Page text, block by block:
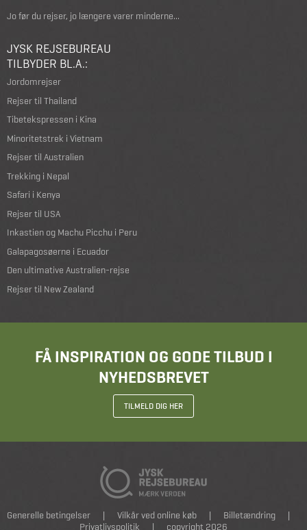
Jo før du rejser, jo længere varer minderne...
JYSK REJSEBUREAU
TILBYDER BL.A.:
Jordomrejser
Rejser til Thailand
Tibetekspressen i Kina
Minoritetstrek i Vietnam
Rejser til Australien
Trekking i Nepal
Safari i Kenya
Rejser til USA
Inkastien og Machu Picchu i Peru
Galapagosøerne i Ecuador
Den ultimative Australien-rejse
Rejser til New Zealand
FÅ INSPIRATION OG GODE TILBUD I
NYHEDSBREVET
TILMELD DIG HER
Generelle betingelser | Vilkår ved online køb | Billetændring
|
Privatlivspolitik
| copyright 2026